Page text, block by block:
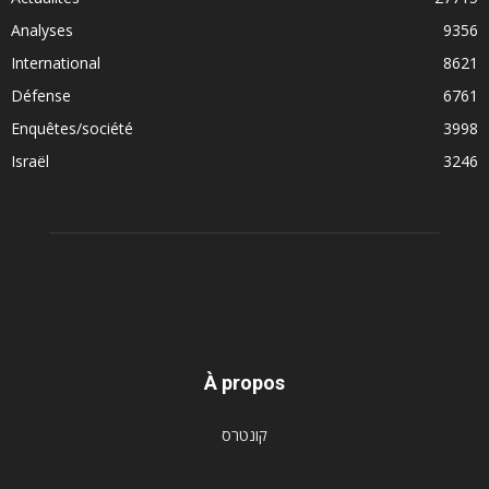
Analyses
9356
International
8621
Défense
6761
Enquêtes/société
3998
Israël
3246
À propos
קונטרס